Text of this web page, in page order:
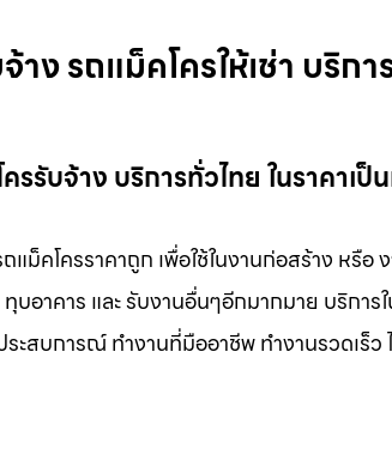
ง รถแม็คโครให้เช่า บริก
รับจ้าง บริการทั่วไทย ในราคาเป็
แม็คโครราคาถูก เพื่อใช้ในงานก่อสร้าง หรื
าคาร และ รับงานอื่นๆอีกมากมาย บริการใ
สบการณ์ ทำงานที่มืออาชีพ ทำงานรวดเร็ว